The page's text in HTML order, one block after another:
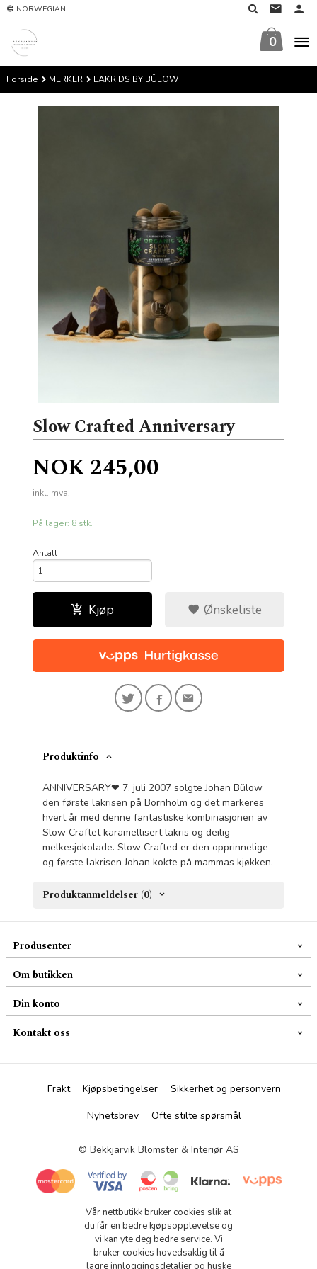
Gå
innholdet
NORWEGIAN
0
Forside MERKER LAKRIDS BY BÜLOW
Slow Crafted Anniversary
Pris
NOK245,00
inkl. mva.
På lager: 8 stk.
Antall
Kjøp Ønskeliste
Produktinfo
ANNIVERSARY❤ 7. juli 2007 solgte Johan Bülow
den første lakrisen på Bornholm og det markeres
hvert år med denne fantastiske kombinasjonen av
Slow Craftet karamellisert lakris og deilig
melkesjokolade. Slow Crafted er den opprinnelige
og første lakrisen Johan kokte på mammas kjøkken.
Produktanmeldelser (0)
Produsenter
Om butikken
Din konto
Kontakt oss
Frakt Kjøpsbetingelser
Sikkerhet og personvern
Nyhetsbrev
Ofte stilte spørsmål
© Bekkjarvik Blomster & Interiør AS
Vår nettbutikk bruker cookies slik at
du får en bedre kjøpsopplevelse og
vi kan yte deg bedre service. Vi
bruker cookies hovedsaklig til å
lagre innloggingsdetaljer og huske